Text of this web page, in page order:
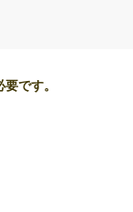
要です。